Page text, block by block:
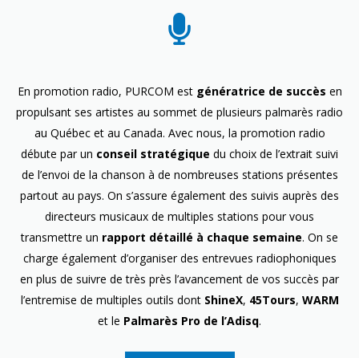
En promotion radio, PURCOM est génératrice de succès en
propulsant ses artistes au sommet de plusieurs palmarès radio
au Québec et au Canada. Avec nous, la promotion radio
débute par un conseil stratégique du choix de l’extrait suivi
de l’envoi de la chanson à de nombreuses stations présentes
partout au pays. On s’assure également des suivis auprès des
directeurs musicaux de multiples stations pour vous
transmettre un rapport détaillé à chaque semaine. On se
charge également d’organiser des entrevues radiophoniques
en plus de suivre de très près l’avancement de vos succès par
l’entremise de multiples outils dont ShineX, 45Tours, WARM
et le Palmarès Pro de l’Adisq.